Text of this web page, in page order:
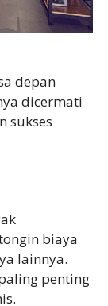
depan
dicermati
sukses
biaya
lainnya.
penting